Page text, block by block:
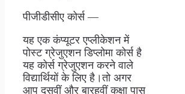
पीजीडीसीए कोर्स —
यह एक कंप्यूटर एप्लीकेशन में
पोस्ट ग्रेजुएशन डिप्लोमा कोर्स है
यह कोर्स ग्रेजुएशन करने वाले
विद्यार्थियों के लिए है।तो अगर
आप दसवीं और बारहवीं कक्षा पास